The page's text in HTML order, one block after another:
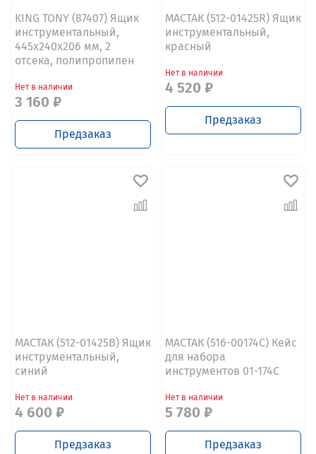
KING TONY (87407) Ящик
инструментальный,
445x240x206 мм, 2
отсека, полипропилен
Нет в наличии
3 160 ₽
Предзаказ
МАСТАК (512-01425R) Ящик
инструментальный,
красный
Нет в наличии
4 520 ₽
Предзаказ
МАСТАК (512-01425B) Ящик
инструментальный,
синий
Нет в наличии
4 600 ₽
Предзаказ
МАСТАК (516-00174C) Кейс
для набора
инструментов 01-174C
Нет в наличии
5 780 ₽
Предзаказ